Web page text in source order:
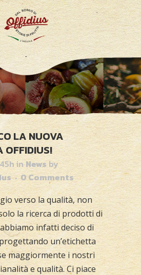
LA NUOVA
OFFIDIUS!
inNews by
0 Comments
verso la qualità, non
la ricerca di prodotti di
infatti deciso di
un’etichetta
maggiormente i nostri
e qualità. Ci piace